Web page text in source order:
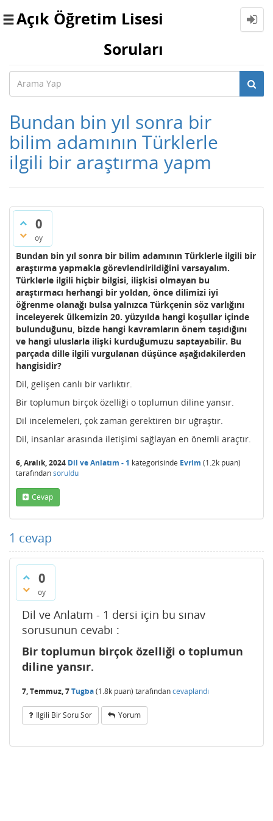
Toggle
Açık Öğretim Lisesi
Soruları
Bundan bin yıl sonra bir
bilim adamının Türklerle
ilgili bir araştırma yapm
0
oy
Bundan bin yıl sonra bir bilim adamının Türklerle ilgili bir
araştırma yapmakla görevlendirildiğini varsayalım.
Türklerle ilgili hiçbir bilgisi, ilişkisi olmayan bu
araştırmacı herhangi bir yoldan, önce dilimizi iyi
öğrenme olanağı bulsa yalnızca Türkçenin söz varlığını
inceleyerek ülkemizin 20. yüzyılda hangi koşullar içinde
bulunduğunu, bizde hangi kavramların önem taşıdığını
ve hangi uluslarla ilişki kurduğumuzu saptayabilir. Bu
parçada dille ilgili vurgulanan düşünce aşağıdakilerden
hangisidir?
Dil, gelişen canlı bir varlıktır.
Bir toplumun birçok özelliği o toplumun diline yansır.
Dil incelemeleri, çok zaman gerektiren bir uğraştır.
Dil, insanlar arasında iletişimi sağlayan en önemli araçtır.
6, Aralık, 2024 Dil ve Anlatım - 1 kategorisinde Evrim (1.2k puan)
tarafındansoruldu
Cevap
1 cevap
0
oy
Dil ve Anlatım - 1 dersi için bu sınav
sorusunun cevabı :
Bir toplumun birçok özelliği o toplumun
diline yansır.
7, Temmuz, 7Tugba(1.8k puan) tarafındancevaplandı
Ilgili Bir Soru Sor Yorum